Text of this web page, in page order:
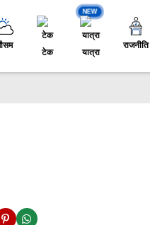
टेक
NEW
यात्रा
राजनीति